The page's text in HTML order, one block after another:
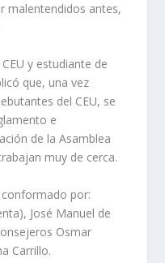
malentendidos antes,
y estudiante de
que, una vez
del CEU, se
e
de la Asamblea
muy de cerca.
conformado por:
José Manuel de
Osmar
Carrillo.